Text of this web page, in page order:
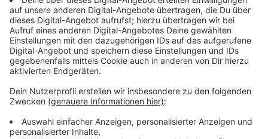
stehen. Empfohlen wird die Anreise mit dem ÖPNV. Die
Eintrittskarten sind gleichzeitig Fahrschein für Bus und
Bahn. Nach dem Konzertende werden Sonderzüge
eingesetzt.
Anzeige
Weitere Infos und Links zum Thema
Anzeige